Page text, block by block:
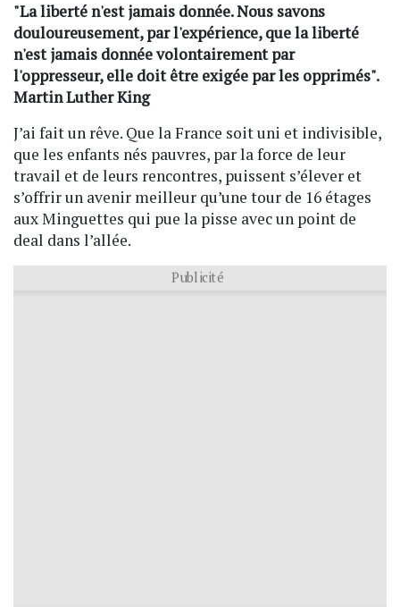
"La liberté n'est jamais donnée. Nous savons
douloureusement, par l'expérience, que la liberté
n'est jamais donnée volontairement par
l'oppresseur, elle doit être exigée par les opprimés".
Martin Luther King
J’ai fait un rêve. Que la France soit uni et indivisible,
que les enfants nés pauvres, par la force de leur
travail et de leurs rencontres, puissent s’élever et
s’offrir un avenir meilleur qu’une tour de 16 étages
aux Minguettes qui pue la pisse avec un point de
deal dans l’allée.
Publicité